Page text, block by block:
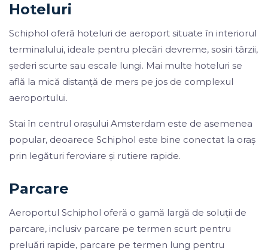
Hoteluri
Schiphol oferă hoteluri de aeroport situate în interiorul
terminalului, ideale pentru plecări devreme, sosiri târzii,
șederi scurte sau escale lungi. Mai multe hoteluri se
află la mică distanță de mers pe jos de complexul
aeroportului.
Stai în centrul orașului Amsterdam este de asemenea
popular, deoarece Schiphol este bine conectat la oraș
prin legături feroviare și rutiere rapide.
Parcare
Aeroportul Schiphol oferă o gamă largă de soluții de
parcare, inclusiv parcare pe termen scurt pentru
preluări rapide, parcare pe termen lung pentru